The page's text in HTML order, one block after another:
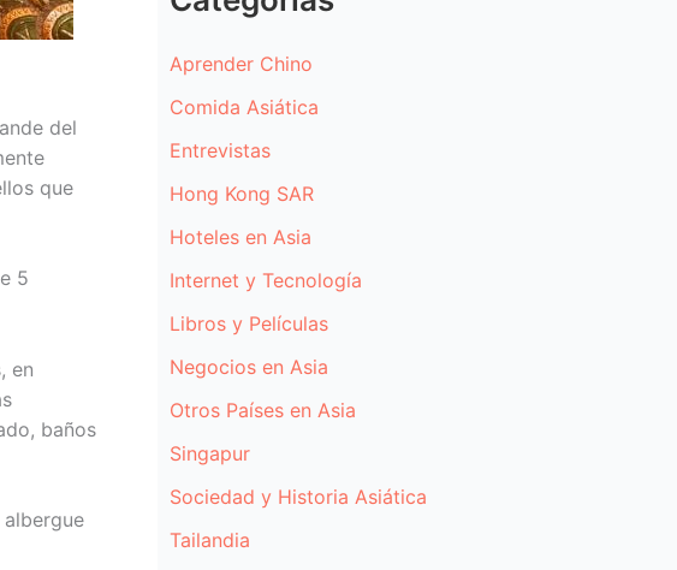
del
que
5
en
baños
Aprender Chino
Comida Asiática
Entrevistas
Hong Kong SAR
Hoteles en Asia
Internet y Tecnología
Libros y Películas
Negocios en Asia
Otros Países en Asia
Singapur
Sociedad y Historia Asiática
Tailandia